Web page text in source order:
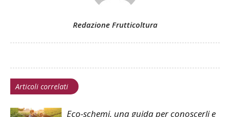
Redazione Frutticoltura
Articoli correlati
Eco-schemi, una guida per conoscerli e